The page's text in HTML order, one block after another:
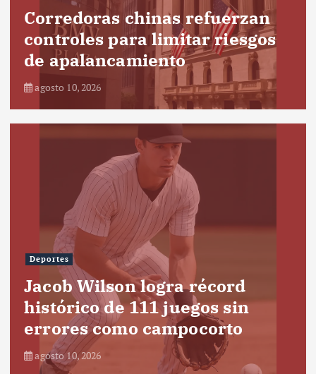
Corredoras chinas refuerzan
controles para limitar riesgos
de apalancamiento
agosto 10, 2026
Deportes
Jacob Wilson logra récord
histórico de 111 juegos sin
errores como campocorto
agosto 10, 2026